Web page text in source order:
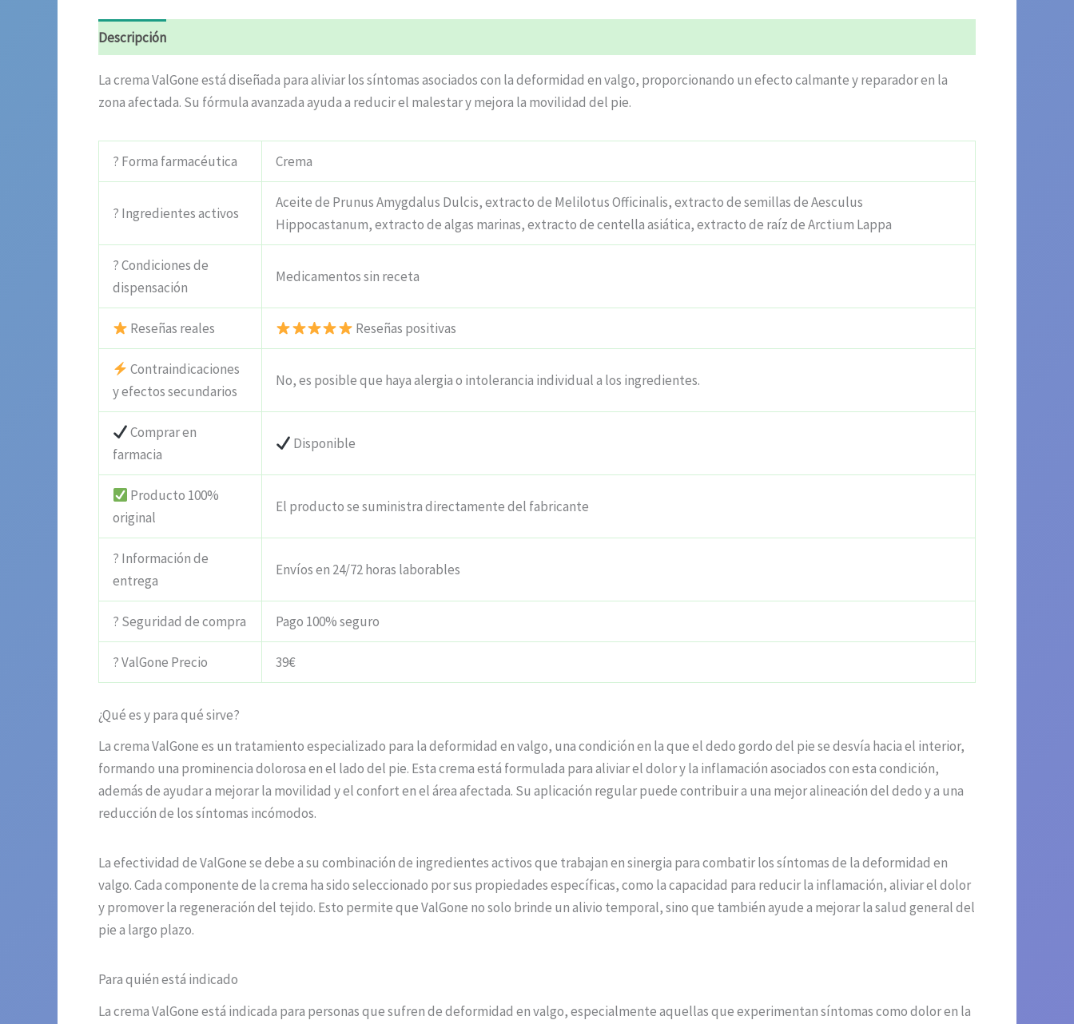
Descripción
La crema ValGone está diseñada para aliviar los síntomas asociados con la deformidad en valgo, proporcionando un efecto calmante y reparador en la
zona afectada. Su fórmula avanzada ayuda a reducir el malestar y mejora la movilidad del pie.
? Forma farmacéutica Crema
? Ingredientes activos
Aceite de Prunus Amygdalus Dulcis, extracto de Melilotus Officinalis, extracto de semillas de Aesculus
Hippocastanum, extracto de algas marinas, extracto de centella asiática, extracto de raíz de Arctium Lappa
? Condiciones de
dispensación
Medicamentos sin receta
Reseñas reales Reseñas positivas
Contraindicaciones
y efectos secundarios
No, es posible que haya alergia o intolerancia individual a los ingredientes.
Comprar en
farmacia
Disponible
Producto 100%
original
El producto se suministra directamente del fabricante
? Información de
entrega
Envíos en 24/72 horas laborables
? Seguridad de compra Pago 100% seguro
? ValGone Precio 39€
¿Qué es y para qué sirve?
La crema ValGone es un tratamiento especializado para la deformidad en valgo, una condición en la que el dedo gordo del pie se desvía hacia el interior,
formando una prominencia dolorosa en el lado del pie. Esta crema está formulada para aliviar el dolor y la inflamación asociados con esta condición,
además de ayudar a mejorar la movilidad y el confort en el área afectada. Su aplicación regular puede contribuir a una mejor alineación del dedo y a una
reducción de los síntomas incómodos.
La efectividad de ValGone se debe a su combinación de ingredientes activos que trabajan en sinergia para combatir los síntomas de la deformidad en
valgo. Cada componente de la crema ha sido seleccionado por sus propiedades específicas, como la capacidad para reducir la inflamación, aliviar el dolor
y promover la regeneración del tejido. Esto permite que ValGone no solo brinde un alivio temporal, sino que también ayude a mejorar la salud general del
pie a largo plazo.
Para quién está indicado
La crema ValGone está indicada para personas que sufren de deformidad en valgo, especialmente aquellas que experimentan síntomas como dolor en la